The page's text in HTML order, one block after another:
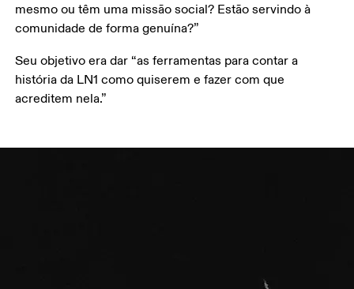
mesmo ou têm uma missão social? Estão servindo à
comunidade de forma genuína?”
Seu objetivo era dar “as ferramentas para contar a
história da LN1 como quiserem e fazer com que
acreditem nela.”